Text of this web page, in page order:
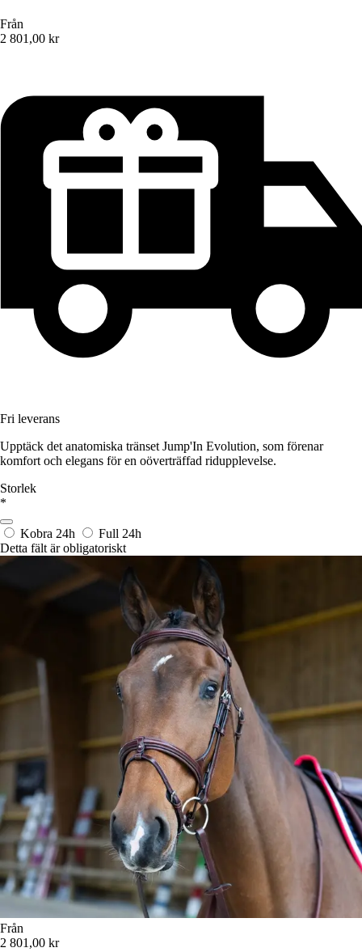
Från
2 801,00 kr
Fri leverans
Upptäck det anatomiska tränset Jump'In Evolution, som förenar
komfort och elegans för en oöverträffad ridupplevelse.
Storlek
*
Kobra 24h Full 24h
Detta fält är obligatoriskt
Från
2 801,00 kr